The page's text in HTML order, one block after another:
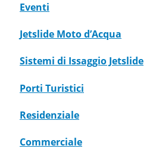
Eventi
Jetslide Moto d’Acqua
Sistemi di Issaggio Jetslide
Porti Turistici
Residenziale
Commerciale